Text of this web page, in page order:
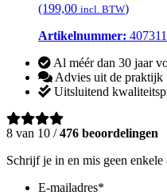
(199,00 incl. BTW)
Artikelnummer:
Al méér dan 30 jaar
Advies uit de praktijk
Uitsluitend
8 van 10 /476 beoordelingen
Schrijf je in en mis geen
E-mailadres*